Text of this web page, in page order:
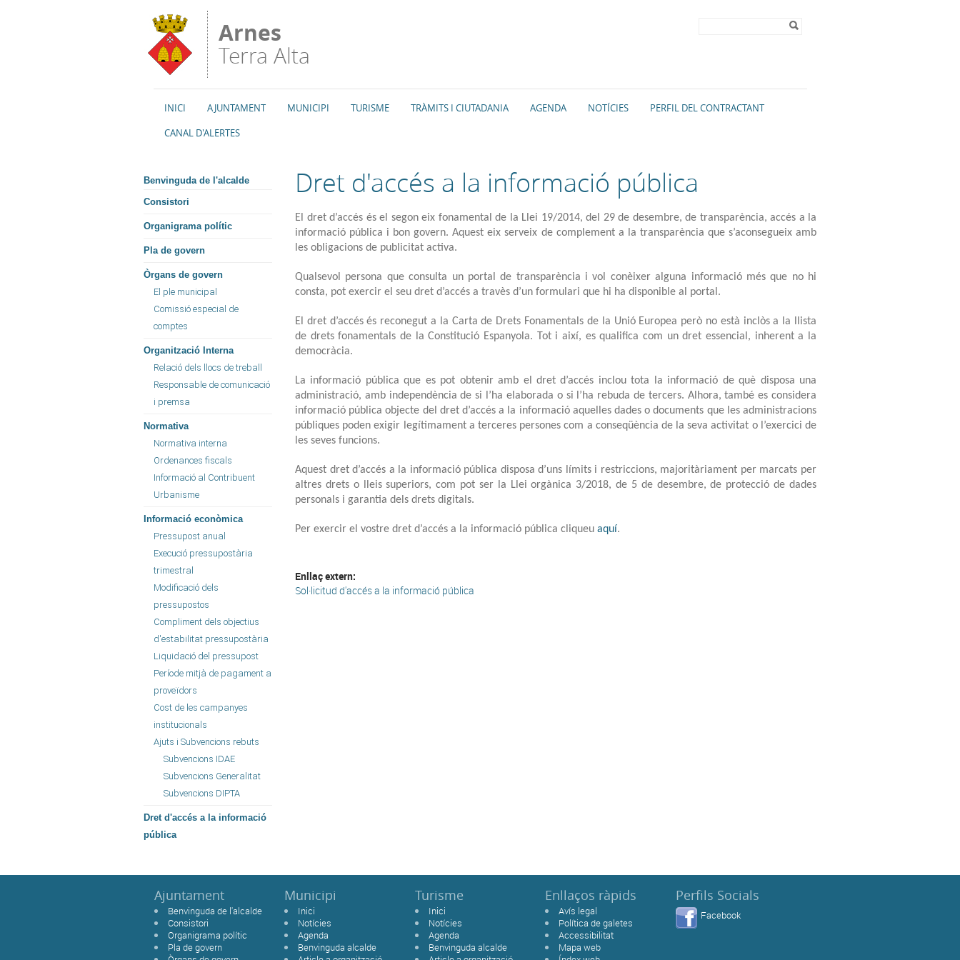
Arnes
Terra Alta
Formulari de
INICI AJUNTAMENT MUNICIPI TURISME TRÀMITS I CIUTADANIA AGENDA NOTÍCIES
PERFIL DEL CONTRACTANT
CANAL D'ALERTES
Benvinguda de l'alcalde
Consistori
Organigrama polític
Pla de govern
Òrgans de govern
El ple municipal
Comissió especial de
comptes
Organització Interna
Relació dels llocs de treball
Responsable de comunicació
i premsa
Normativa
Normativa interna
Ordenances fiscals
Informació al Contribuent
Urbanisme
Informació econòmica
Pressupost anual
Execució pressupostària
trimestral
Modificació dels
pressupostos
Compliment dels objectius
d'estabilitat pressupostària
Liquidació del pressupost
Període mitjà de pagament a
proveïdors
Cost de les campanyes
institucionals
Ajuts i Subvencions rebuts
Subvencions IDAE
Subvencions Generalitat
Subvencions DIPTA
Dret d'accés a la informació
pública
Dret d'accés a la informació pública
El dret d’accés és el segon eix fonamental de la Llei 19/2014, del 29 de desembre, de transparència, accés a la
informació pública i bon govern. Aquest eix serveix de complement a la transparència que s’aconsegueix amb
les obligacions de publicitat activa.
Qualsevol persona que consulta un portal de transparència i vol conèixer alguna informació més que no hi
consta, pot exercir el seu dret d’accés a travès d’un formulari que hi ha disponible al portal.
El dret d’accés és reconegut a la Carta de Drets Fonamentals de la Unió Europea però no està inclòs a la llista
de drets fonamentals de la Constitució Espanyola. Tot i així, es qualifica com un dret essencial, inherent a la
democràcia.
La informació pública que es pot obtenir amb el dret d’accés inclou tota la informació de què disposa una
administració, amb independència de si l’ha elaborada o si l’ha rebuda de tercers. Alhora, també es considera
informació pública objecte del dret d’accés a la informació aquelles dades o documents que les administracions
públiques poden exigir legítimament a terceres persones com a conseqüència de la seva activitat o l’exercici de
les seves funcions.
Aquest dret d’accés a la informació pública disposa d’uns límits i restriccions, majoritàriament per marcats per
altres drets o lleis superiors, com pot ser la Llei orgànica 3/2018, de 5 de desembre, de protecció de dades
personals i garantia dels drets digitals.
Per exercir el vostre dret d’accés a la informació pública cliqueu aquí.
Enllaç extern:
Sol·licitud d'accés a la informació pública
Ajuntament
Benvinguda de l'alcalde
Consistori
Organigrama polític
Pla de govern
Municipi
Inici
Notícies
Agenda
Benvinguda alcalde
Turisme
Inici
Notícies
Agenda
Benvinguda alcalde
Enllaços ràpids
Avís legal
Política de galetes
Accessibilitat
Mapa web
Perfils Socials
Facebook